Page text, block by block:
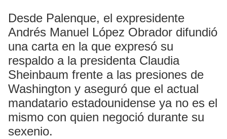
Desde Palenque, el expresidente
Andrés Manuel López Obrador difundió
una carta en la que expresó su
respaldo a la presidenta Claudia
Sheinbaum frente a las presiones de
Washington y aseguró que el actual
mandatario estadounidense ya no es el
mismo con quien negoció durante su
sexenio.